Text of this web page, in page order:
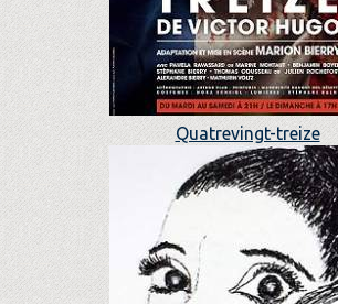
Quatrevingt-treize